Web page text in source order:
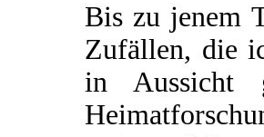
Bis zu jenem
Zufällen, die
in Aussicht